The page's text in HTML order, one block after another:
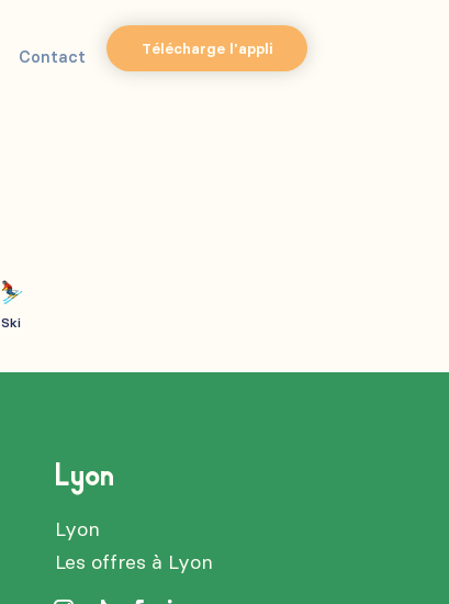
Contact Télécharge l'appli
Ski
Lyon
Lyon
Les offres à Lyon